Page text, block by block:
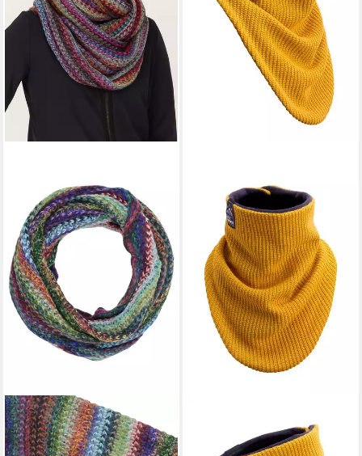
COLLEZIONE ALESSANDRO
Strickschal Strickloop, (1-St),
Made in Italy, in tollen Farben
Strickschal Knit Windbreaker -
Bandana, Halstücher,